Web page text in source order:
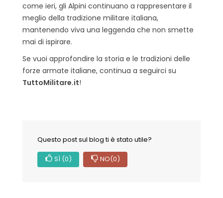
come ieri, gli Alpini continuano a rappresentare il
meglio della tradizione militare italiana,
mantenendo viva una leggenda che non smette
mai di ispirare.
Se vuoi approfondire la storia e le tradizioni delle
forze armate italiane, continua a seguirci su
TuttoMilitare.it!
Questo post sul blog ti è stato utile?
SÌ (0) NO(0)